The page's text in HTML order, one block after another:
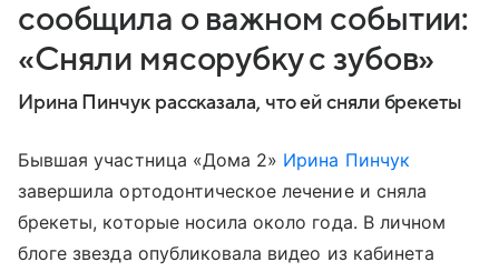
сообщила о важном событии:
«Сняли мясорубку с зубов»
Ирина Пинчук рассказала, что ей сняли брекеты
Бывшая участница «Дома 2» Ирина Пинчук
завершила ортодонтическое лечение и сняла
брекеты, которые носила около года. В личном
блоге звезда опубликовала видео из кабинета